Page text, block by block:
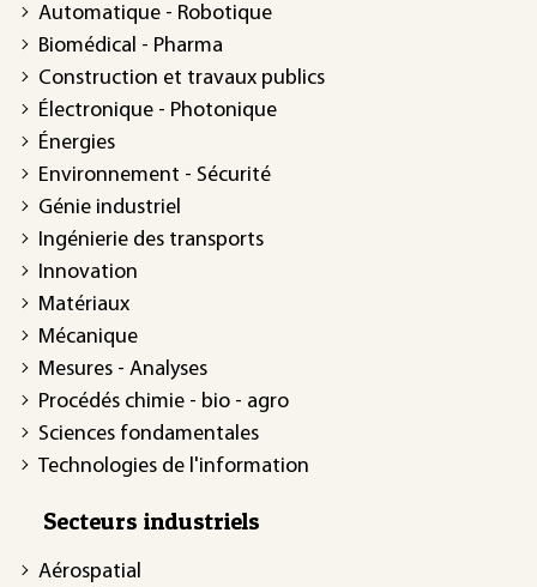
Automatique - Robotique
Biomédical - Pharma
Construction et travaux publics
Électronique - Photonique
Énergies
Environnement - Sécurité
Génie industriel
Ingénierie des transports
Innovation
Matériaux
Mécanique
Mesures - Analyses
Procédés chimie - bio - agro
Sciences fondamentales
Technologies de l'information
Secteurs industriels
Aérospatial